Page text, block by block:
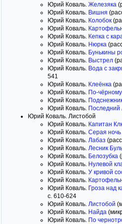
Юрий Коваль. Железяка
Юрий Коваль. Вишня
Юрий Коваль. Колобок
Юрий Коваль.
Юрий Коваль. Кепка с
Юрий Коваль. Нюрка
Юрий Коваль. Бунькины
Юрий Коваль. Выстрел
Юрий Коваль. Вода с
541
Юрий Коваль. Клеёнка
Юрий Коваль. По-чёрному
Юрий Коваль.
Юрий Коваль. Последний
Юрий Коваль. Листобой
Юрий Коваль. Капитан
Юрий Коваль. Серая ночь
Юрий Коваль. Лабаз
Юрий Коваль. Лесник
Юрий Коваль. Белозубка
Юрий Коваль. Нулевой
Юрий Коваль. У кривой
Юрий Коваль.
Юрий Коваль. Гроза над
c. 610-624
Юрий Коваль. Листобой
Юрий Коваль. Найда
Юрий Коваль. По